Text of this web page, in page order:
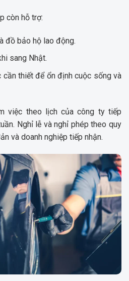
còn hỗ trợ:
đồ bảo hộ lao động.
sang Nhật.
thiết để ổn định cuộc sống và
việc theo lịch của công ty tiếp
Nghỉ lễ và nghỉ phép theo quy
và doanh nghiệp tiếp nhận.